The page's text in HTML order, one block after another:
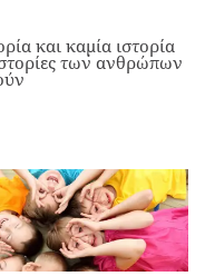
και καμία ιστορία
των ανθρώπων